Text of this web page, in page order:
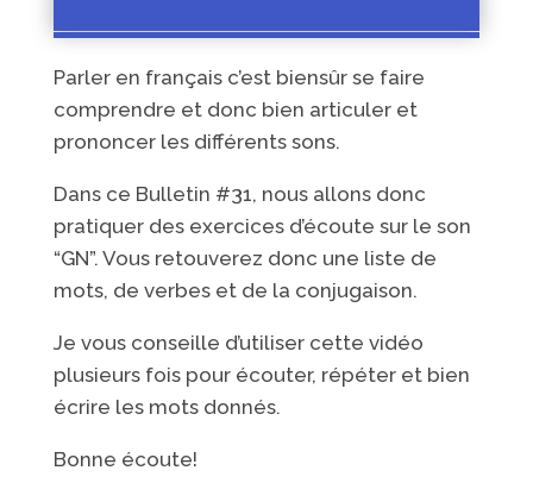
Parler en français c’est biensûr se faire
comprendre et donc bien articuler et
prononcer les différents sons.
Dans ce Bulletin #31, nous allons donc
pratiquer des exercices d’écoute sur le son
“GN”. Vous retouverez donc une liste de
mots, de verbes et de la conjugaison.
Je vous conseille d’utiliser cette vidéo
plusieurs fois pour écouter, répéter et bien
écrire les mots donnés.
Bonne écoute!